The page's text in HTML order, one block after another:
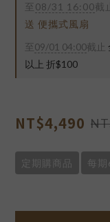
至 08/31 16:00截止
送 便攜式風扇
至 09/01 04:00截止
以上 折$100
NT$4,490
定期購商品 每